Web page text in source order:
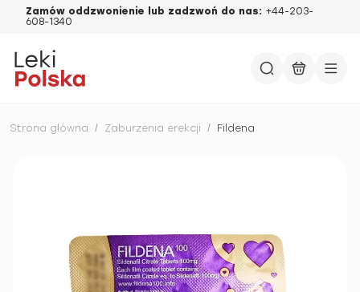
Zamów oddzwonienie lub zadzwoń do nas: +44-203-
608-1340
Strona główna / Zaburzenia erekcji / Fildena